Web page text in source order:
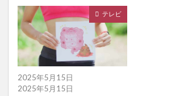
テレビ
2025年5月15日
2025年5月15日